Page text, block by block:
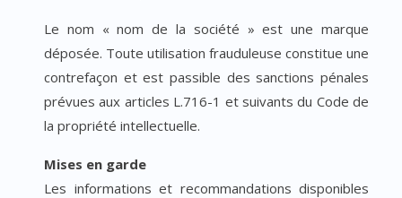
Le nom « nom de la société » est une marque
déposée. Toute utilisation frauduleuse constitue une
contrefaçon et est passible des sanctions pénales
prévues aux articles L.716-1 et suivants du Code de
la propriété intellectuelle.
Mises en garde
Les informations et recommandations disponibles